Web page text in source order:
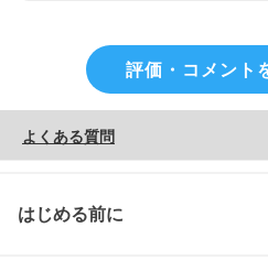
評価・コメント
よくある質問
はじめる前に